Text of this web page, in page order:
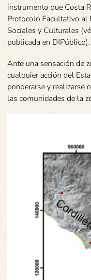
instrumento que Costa
Protocolo Facultativo al
Sociales y Culturales
publicada en DIPúblico).
Ante una sensación de
cualquier acción del
ponderarse y realizarse
las comunidades de la